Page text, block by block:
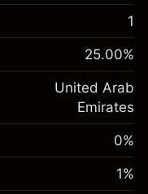
-0.0216%
(-AED 0.86)
leva
AED 1,000.00
-0.000622%
leva
1
25.00%
United Arab
Emirates
0%
1%